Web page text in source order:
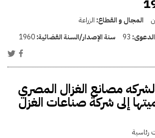
المجال و القطاع: الزراعة
93 سنة الإصدار/السنة القضائية:1960
مصانع الغزال المصري
إلى شركة صناعات الغزل
رئاسية